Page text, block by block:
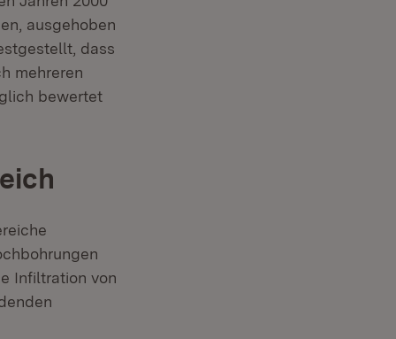
ausgehoben
dass
mehreren
bewertet
Infiltration von